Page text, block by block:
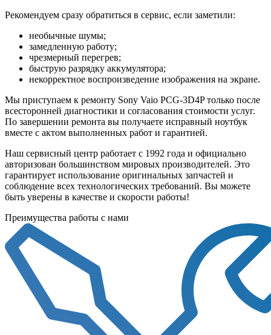
Рекомендуем сразу обратиться в сервис, если заметили:
необычные шумы;
замедленную работу;
чрезмерный перегрев;
быструю разрядку аккумулятора;
некорректное воспроизведение изображения на экране.
Мы приступаем к ремонту Sony Vaio PCG-3D4P только после
всесторонней диагностики и согласования стоимости услуг.
По завершении ремонта вы получаете исправный ноутбук
вместе с актом выполненных работ и гарантией.
Наш сервисный центр работает с 1992 года и официально
авторизован большинством мировых производителей. Это
гарантирует использование оригинальных запчастей и
соблюдение всех технологических требований. Вы можете
быть уверены в качестве и скорости работы!
Преимущества работы с нами